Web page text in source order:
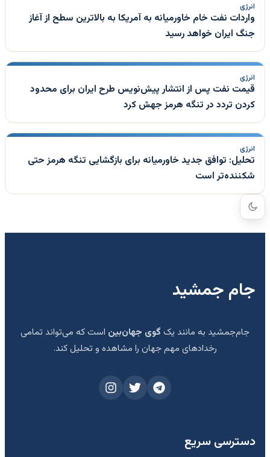
انرژی
واردات نفت خام خاورمیانه به آمریکا به بالاترین سطح از آغاز
جنگ ایران خواهد رسید
انرژی
قیمت نفت پس از انتشار پیش‌نویس طرح ایران برای محدود
کردن تردد در تنگه هرمز جهش کرد
انرژی
تحلیل: توافق جدید خاورمیانه برای بازگشایی تنگه هرمز حتی
شکننده‌تر است
جام جمشید
جام‌جمشید به مانند یک گوی جهان‌بین است که می‌تواند تمامی
رخدادهای مهم جهان را مشاهده و تحلیل کند.
دسترسی سریع